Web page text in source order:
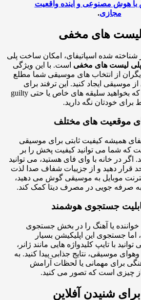
مصنوعی و آینده واقعیت
مجازی.
های مخفی
شده اسپاتیفای، امکان ساخت پلی
های مخفیاست. با این ویژگی
از انتخاب های موسیقی شما مطلع
ایجاد کنید. این ترفند برای
زمانی فوق العاده است که بخواهید سلیقه های خاص یا حتی guilty
های مختلف
همیشه کیفیت ثابتی برای موسیقی
شما می توانید کیفیت پخش را بر
خانه با وای فای هستید، می توانید
دهید و از جزییات شفاف صدا لذت
موبایل به موسیقی گوش می دهید،
جویی در مصرف دیتا کمک کند.
جستجوی هوشمند
یا آهنگ را در بخش جستجوی
جستجوی این اپلیکیشن بسیار
تایپ کلیدواژه هایی مانند ژانر،
نتایج جذابی پیدا کنید. به
مهمانی یا لحظات آرامش
است که تصور می کنید.
شنیدن آفلاین